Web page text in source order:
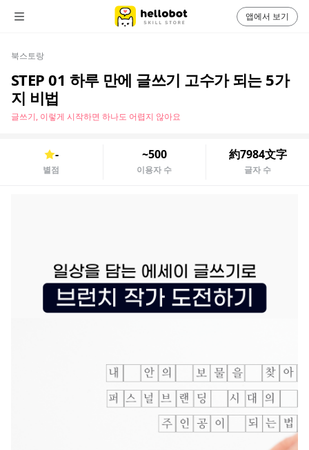
북스토랑
STEP 01 하루 만에 글쓰기 고수가 되는 5가
지 비법
글쓰기, 이렇게 시작하면 하나도 어렵지 않아요
-
별점
~500
이용자 수
約7984文字
글자 수
앱에서 보기